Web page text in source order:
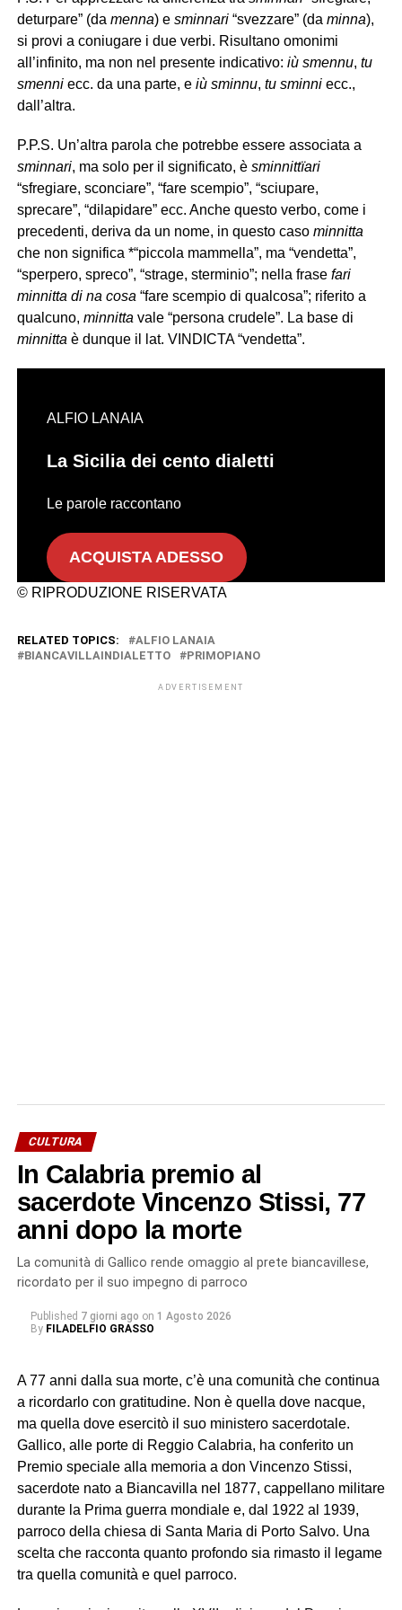
deturpare” (da menna) e sminnari“svezzare” (da minna),
si provi a coniugare i due verbi. Risultano omonimi
all’infinito, ma non nel presente indicativo: iù smennu, tu
smenniecc. da una parte, e iù sminnu, tu sminniecc.,
dall’altra.
P.P.S. Un’altra parola che potrebbe essere associata a
sminnari, ma solo per il significato, è sminnittïari
“sfregiare, sconciare”, “fare scempio”, “sciupare,
sprecare”, “dilapidare” ecc. Anche questo verbo, come i
precedenti, deriva da un nome, in questo caso minnitta
che non significa *“piccola mammella”, ma “vendetta”,
“sperpero, spreco”, “strage, sterminio”; nella frase fari
minnitta di na cosa “fare scempio di qualcosa”; riferito a
qualcuno, minnitta vale “persona crudele”. La base di
minnitta è dunque il lat. VINDICTA “vendetta”.
ALFIO LANAIA
La Sicilia dei cento dialetti
Le parole raccontano
ACQUISTA ADESSO
© RIPRODUZIONE RISERVATA
RELATED TOPICS:
ALFIO LANAIA
BIANCAVILLAINDIALETTO
PRIMOPIANO
ADVERTISEMENT
CULTURA
In Calabria premio al
sacerdote Vincenzo Stissi, 77
anni dopo la morte
La comunità di Gallico rende omaggio al prete biancavillese,
ricordato per il suo impegno di parroco
Published 7 giorni ago on 1 Agosto 2026
By FILADELFIO GRASSO
A 77 anni dalla sua morte, c’è una comunità che continua
a ricordarlo con gratitudine. Non è quella dove nacque,
ma quella dove esercitò il suo ministero sacerdotale.
Gallico, alle porte di Reggio Calabria, ha conferito un
Premio speciale alla memoria a don Vincenzo Stissi,
sacerdote nato a Biancavilla nel 1877, cappellano militare
durante la Prima guerra mondiale e, dal 1922 al 1939,
parroco della chiesa di Santa Maria di Porto Salvo. Una
scelta che racconta quanto profondo sia rimasto il legame
tra quella comunità e quel parroco.